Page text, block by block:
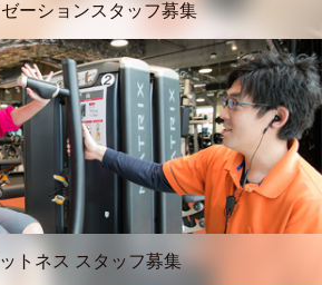
ーションスタッフ募集
トネス スタッフ募集